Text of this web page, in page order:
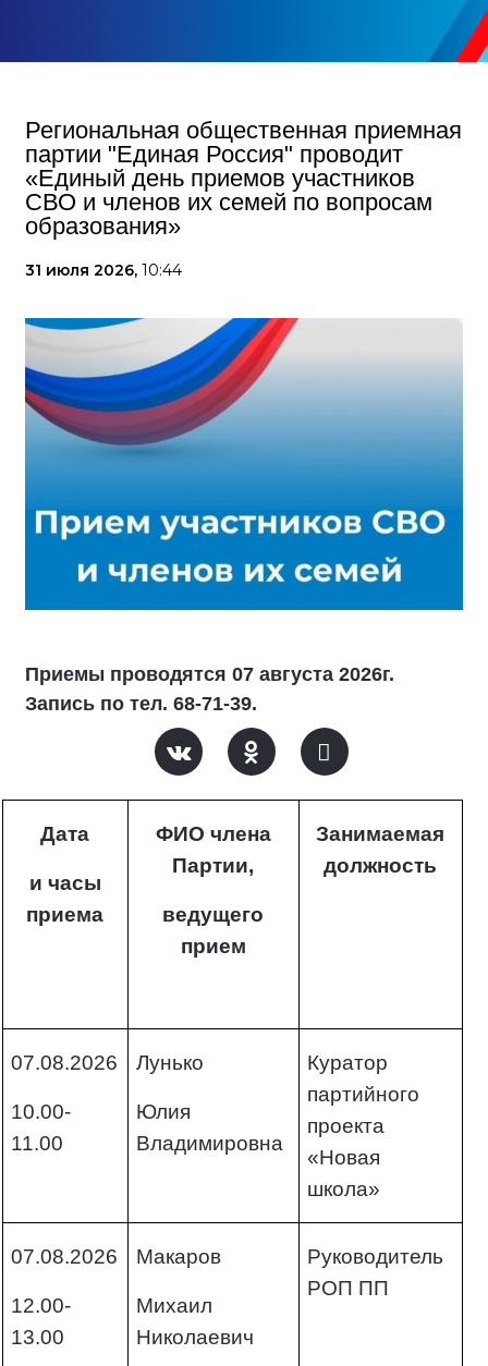
Региональная общественная приемная
партии "Единая Россия" проводит
«Единый день приемов участников
СВО и членов их семей по вопросам
образования»
31 июля 2026, 10:44
Приемы проводятся 07 августа 2026г.
Запись по тел. 68-71-39.
Дата
и часы
приема
ФИО члена
Партии,
ведущего
прием
Занимаемая
должность
07.08.2026
10.00-
11.00
Лунько
Юлия
Владимировна
Куратор
партийного
проекта
«Новая
школа»
07.08.2026
12.00-
13.00
Макаров
Михаил
Николаевич
Руководитель
РОП ПП